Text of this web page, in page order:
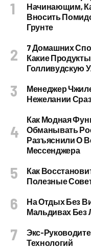
Начинающим,
Вносить
Грунте
7 Домашних
Какие
Голливудскую
Менеджер
Нежелании
Как Модная
Обманывать
Разъяснили О
Мессенджера
Как
Полезные
На Отдых Без
Мальдивах Без
Экс-
Технологий